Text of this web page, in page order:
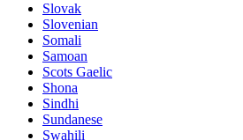
Slovak
Slovenian
Somali
Samoan
Scots Gaelic
Shona
Sindhi
Sundanese
Swahili